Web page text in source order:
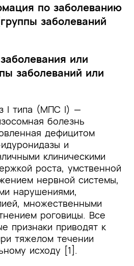
разработки
материалы,
показаний к
способов
препаратов,
лекарственного
действий врача
для пациента
оценки, вопросники
инструменты состояния
в клинических
по заболеванию
заболеваний
или
заболеваний или
I типа (МПС I) —
болезнь
дефицитом
и
клиническими
роста, умственной
нервной системы,
нарушениями,
множественными
роговицы. Все
признаки приводят к
тяжелом течении
исходу [1].